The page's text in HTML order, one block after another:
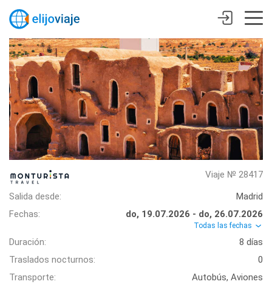
Viaje № 28417
Salida desde:
Madrid
Fechas:
do, 19.07.2026 - do, 26.07.2026
Todas las fechas
Duración:
8 días
Traslados nocturnos:
0
Transporte:
Autobús, Aviones